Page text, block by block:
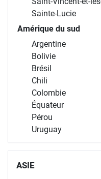
Sainte-Lucie
Amérique du sud
Argentine
Bolivie
Brésil
Chili
Colombie
Équateur
Pérou
Uruguay
ASIE